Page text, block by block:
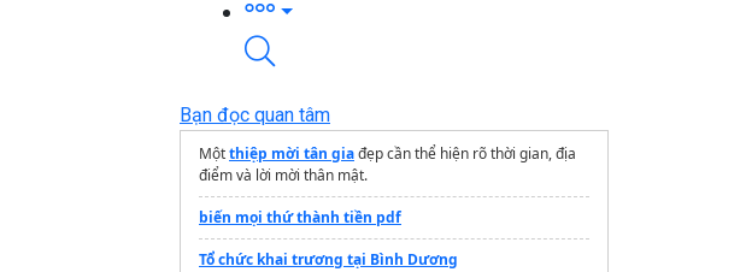
Bạn đọc quan tâm
Mộtthiệp mời tân giađẹp cần thể hiện rõ thời gian, địa
điểm và lời mời thân mật.
biến mọi thứ thành tiền pdf
Tổ chức khai trương tại Bình Dương